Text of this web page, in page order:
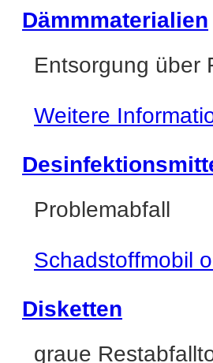
Dämmmaterialien
Entsorgung über
Weitere
Problemabfall
Schadstoffmobil
Disketten
graue